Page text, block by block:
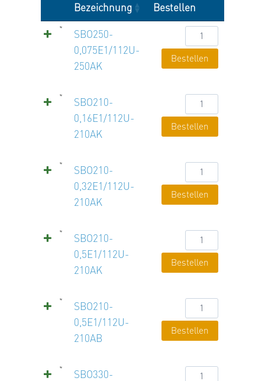
Bezeichnung Bestellen
SBO250-
0,075E1/112U-
250AK
SBO250-
0,075E1/112U-
250AK
Bestellen
SBO210-
0,16E1/112U-
210AK
SBO210-
0,16E1/112U-
210AK
Bestellen
SBO210-
0,32E1/112U-
210AK
SBO210-
0,32E1/112U-
210AK
Bestellen
SBO210-
0,5E1/112U-
210AK
SBO210-
0,5E1/112U-
210AK
Bestellen
SBO210-
0,5E1/112U-
210AB
SBO210-
0,5E1/112U-
210AB
Bestellen
SBO330-
SBO330-